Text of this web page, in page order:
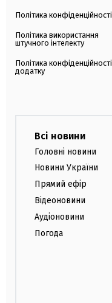
Політика конфіденційності
Політика використання
штучного інтелекту
Політика конфіденційності
додатку
Всі новини
Головні новини
Новини України
Прямий ефір
Відеоновини
Аудіоновини
Погода